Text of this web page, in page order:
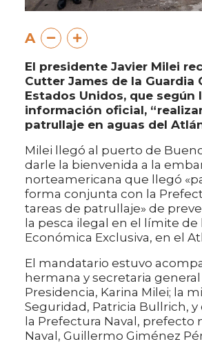
A
El presidente Javier Milei
Cutter James de la Guardia
Estados Unidos, que según
información oficial,
patrullaje en aguas del
Milei llegó al puerto de
darle la bienvenida a la
norteamericana que llegó
forma conjunta con la
tareas de patrullaje» de
la pesca ilegal en el límite de
Económica Exclusiva, en el
El mandatario estuvo
hermana y secretaria general
Presidencia, Karina Milei; la
Seguridad, Patricia Bullrich,
la Prefectura Naval, prefecto
Naval, Guillermo Giménez